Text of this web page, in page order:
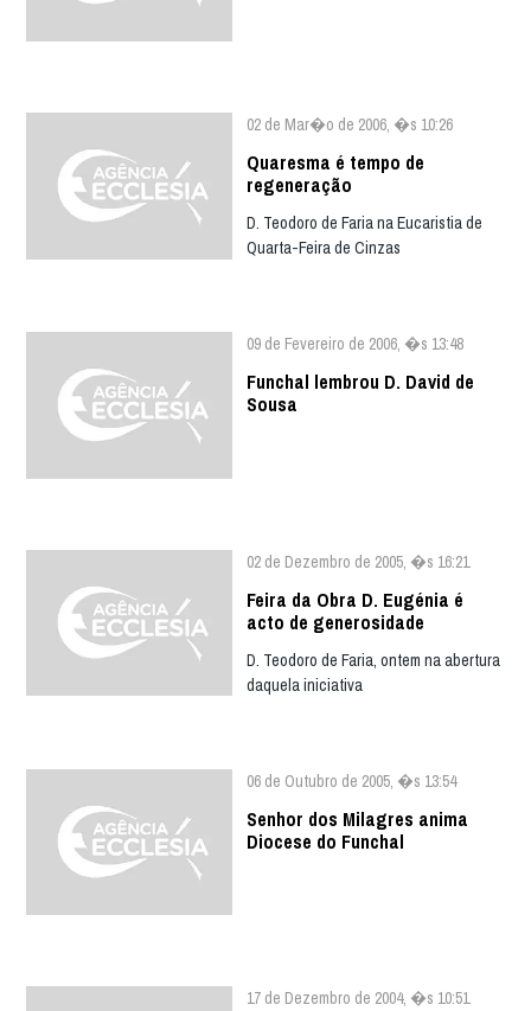
02 de Mar�o de 2006, �s 10:26
Quaresma é tempo de
regeneração
D. Teodoro de Faria na Eucaristia de
Quarta-Feira de Cinzas
09 de Fevereiro de 2006, �s 13:48
Funchal lembrou D. David de
Sousa
02 de Dezembro de 2005, �s 16:21
Feira da Obra D. Eugénia é
acto de generosidade
D. Teodoro de Faria, ontem na abertura
daquela iniciativa
06 de Outubro de 2005, �s 13:54
Senhor dos Milagres anima
Diocese do Funchal
17 de Dezembro de 2004, �s 10:51